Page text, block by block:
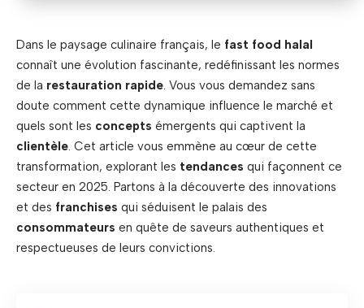
Dans le paysage culinaire français, le fast food halal
connaît une évolution fascinante, redéfinissant les normes
de la restauration rapide. Vous vous demandez sans
doute comment cette dynamique influence le marché et
quels sont les concepts émergents qui captivent la
clientèle. Cet article vous emmène au cœur de cette
transformation, explorant les tendances qui façonnent ce
secteur en 2025. Partons à la découverte des innovations
et des franchises qui séduisent le palais des
consommateurs en quête de saveurs authentiques et
respectueuses de leurs convictions.